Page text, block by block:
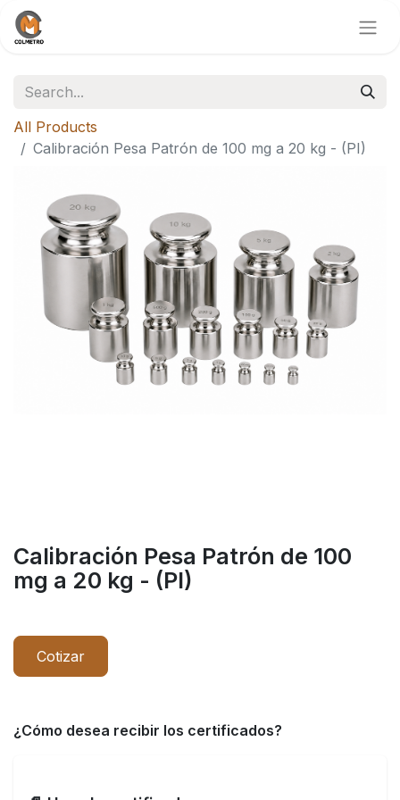
All Products
Calibración Pesa Patrón de 100 mg a 20 kg - (PI)
Calibración Pesa Patrón de 100
mg a 20 kg - (PI)
Cotizar
¿Cómo desea recibir los certificados?